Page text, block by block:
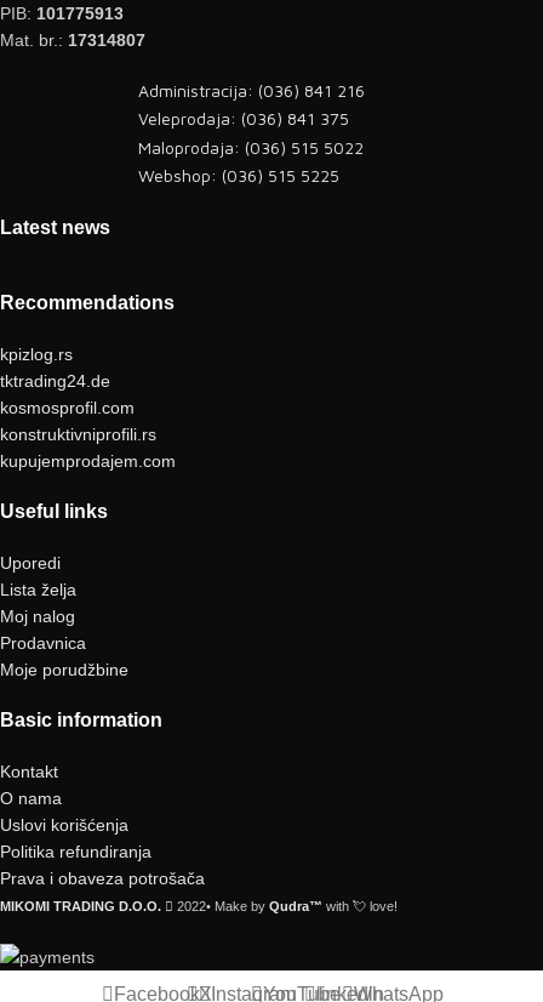
PIB: 101775913
Mat. br.: 17314807
Administracija: (036) 841 216
Veleprodaja: (036) 841 375
Maloprodaja: (036) 515 5022
Webshop: (036) 515 5225
Latest news
Recommendations
kpizlog.rs
tktrading24.de
kosmosprofil.com
konstruktivniprofili.rs
kupujemprodajem.com
Useful links
Uporedi
Lista želja
Moj nalog
Prodavnica
Moje porudžbine
Basic information
Kontakt
O nama
Uslovi korišćenja
Politika refundiranja
Prava i obaveza potrošača
MIKOMI TRADING D.O.O. 2022• Make by Qudra™ with 💘 love!
FacebookX InstagramYouTubelinkedinWhatsApp